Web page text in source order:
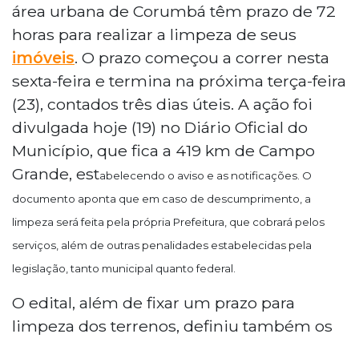
área urbana de Corumbá têm prazo de 72
horas para realizar a limpeza de seus
imóveis. O prazo começou a correr nesta
sexta-feira e termina na próxima terça-feira
(23), contados três dias úteis. A ação foi
divulgada hoje (19) no Diário Oficial do
Município, que fica a 419 km de Campo
Grande, estabelecendo o aviso e as notificações. O
documento aponta que em caso de descumprimento, a
limpeza será feita pela própria Prefeitura, que cobrará pelos
serviços, além de outras penalidades estabelecidas pela
legislação, tanto municipal quanto federal.
O edital, além de fixar um prazo para
limpeza dos terrenos, definiu também os